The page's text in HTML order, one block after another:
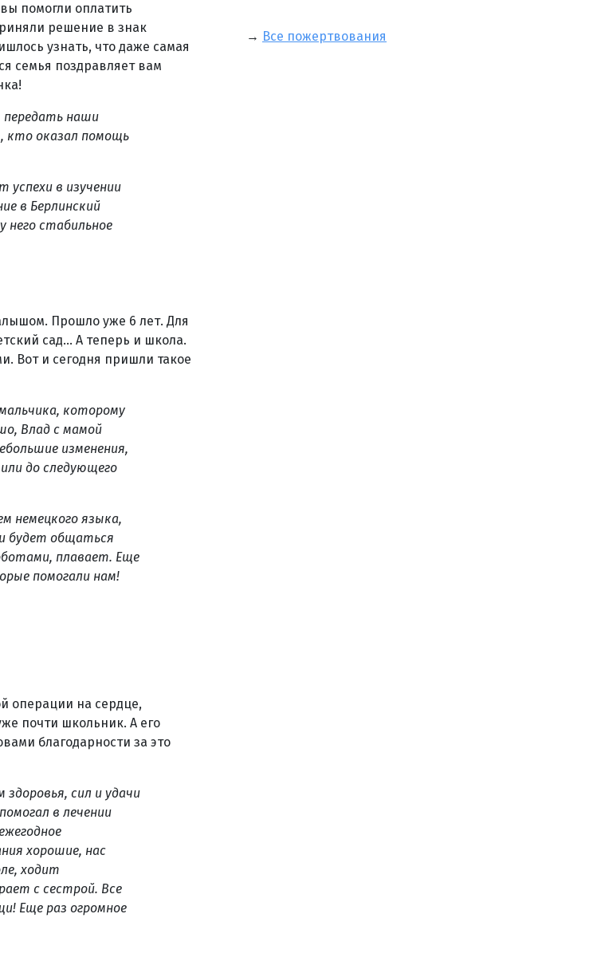
помогли оплатить
решение в знак
узнать, что даже самая
семья поздравляет вам
наши
кто оказал помощь
успехи в изучении
в Берлинский
него стабильное
Прошло уже 6 лет. Для
сад... А теперь и школа.
Вот и сегодня пришли такое
которому
Влад с мамой
изменения,
до следующего
немецкого языка,
будет общаться
плавает. Еще
помогали нам!
операции на сердце,
почти школьник. А его
благодарности за это
сил и удачи
в лечении
хорошие, нас
ходит
с сестрой. Все
Еще раз огромное
→ Все пожертвования